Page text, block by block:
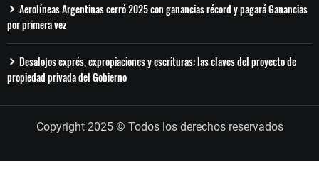
Aerolíneas Argentinas cerró 2025 con ganancias récord y pagará Ganancias
por primera vez
Desalojos exprés, expropiaciones y escrituras: las claves del proyecto de
propiedad privada del Gobierno
Copyright 2025 © Todos los derechos reservados